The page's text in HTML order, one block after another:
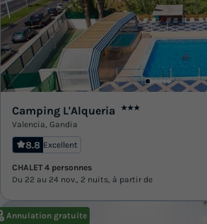
Camping L'Alqueria ★★★
Valencia, Gandia
8.8 Excellent
CHALET 4 personnes
Du 22 au 24 nov., 2 nuits, à partir de
Annulation gratuite